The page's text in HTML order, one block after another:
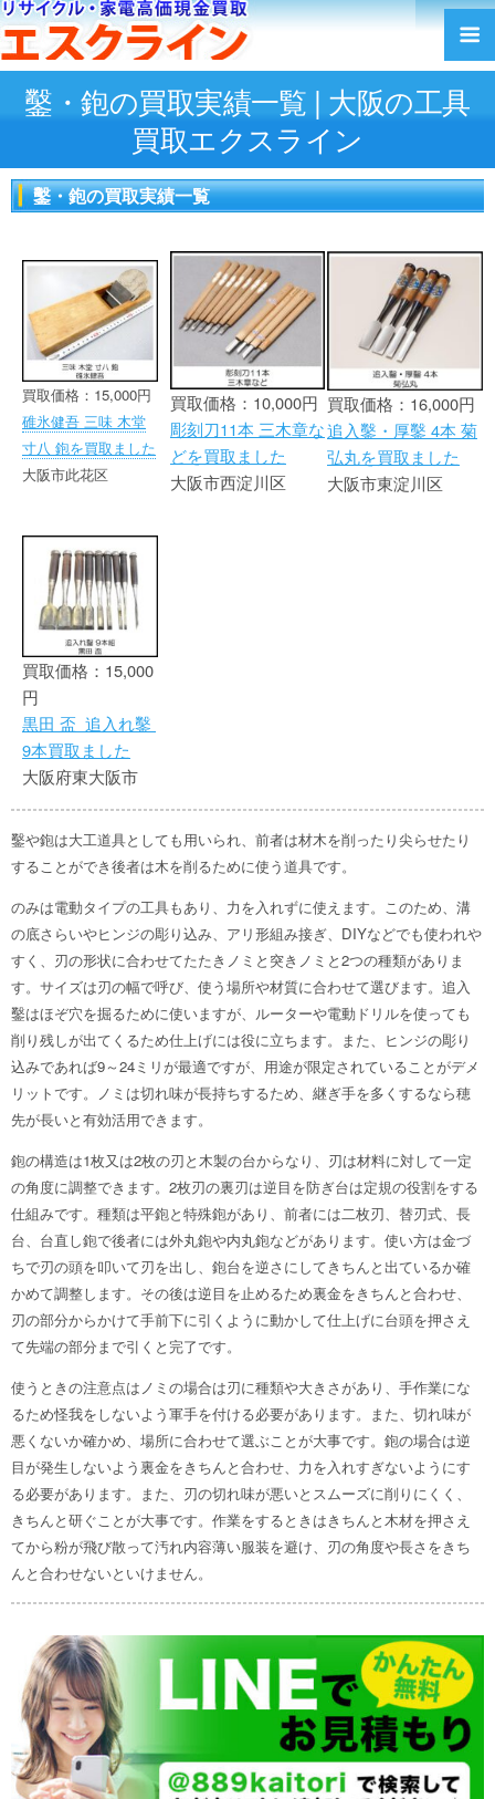
鑿・鉋の買取実績一覧 | 大阪の工具
買取エクスライン
鑿・鉋の買取実績一覧
買取価格：15,000円
碓氷健吾 三味 木堂
寸八 鉋を買取ました
大阪市此花区
買取価格：10,000円
彫刻刀11本 三木章な
どを買取ました
大阪市西淀川区
買取価格：16,000円
追入鑿・厚鑿 4本 菊
弘丸を買取ました
大阪市東淀川区
買取価格：15,000
円
黒田 盃 追入れ鑿
9本買取ました
大阪府東大阪市
鑿や鉋は大工道具としても用いられ、前者は材木を削ったり尖らせたり
することができ後者は木を削るために使う道具です。
のみは電動タイプの工具もあり、力を入れずに使えます。このため、溝
の底さらいやヒンジの彫り込み、アリ形組み接ぎ、DIYなどでも使われや
すく、刃の形状に合わせてたたきノミと突きノミと2つの種類がありま
す。サイズは刃の幅で呼び、使う場所や材質に合わせて選びます。追入
鑿はほぞ穴を掘るために使いますが、ルーターや電動ドリルを使っても
削り残しが出てくるため仕上げには役に立ちます。また、ヒンジの彫り
込みであれば9～24ミリが最適ですが、用途が限定されていることがデメ
リットです。ノミは切れ味が長持ちするため、継ぎ手を多くするなら穂
先が長いと有効活用できます。
鉋の構造は1枚又は2枚の刃と木製の台からなり、刃は材料に対して一定
の角度に調整できます。2枚刃の裏刃は逆目を防ぎ台は定規の役割をする
仕組みです。種類は平鉋と特殊鉋があり、前者には二枚刃、替刃式、長
台、台直し鉋で後者には外丸鉋や内丸鉋などがあります。使い方は金づ
ちで刃の頭を叩いて刃を出し、鉋台を逆さにしてきちんと出ているか確
かめて調整します。その後は逆目を止めるため裏金をきちんと合わせ、
刃の部分からかけて手前下に引くように動かして仕上げに台頭を押さえ
て先端の部分まで引くと完了です。
使うときの注意点はノミの場合は刃に種類や大きさがあり、手作業にな
るため怪我をしないよう軍手を付ける必要があります。また、切れ味が
悪くないか確かめ、場所に合わせて選ぶことが大事です。鉋の場合は逆
目が発生しないよう裏金をきちんと合わせ、力を入れすぎないようにす
る必要があります。また、刃の切れ味が悪いとスムーズに削りにくく、
きちんと研ぐことが大事です。作業をするときはきちんと木材を押さえ
てから粉が飛び散って汚れ内容薄い服装を避け、刃の角度や長さをきち
んと合わせないといけません。